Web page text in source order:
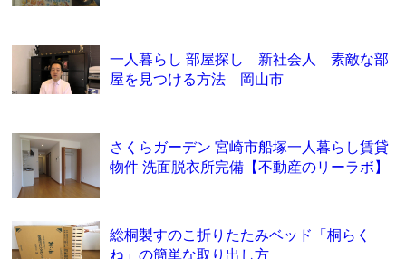
一人暮らし 部屋探し 新社会人 素敵な部
屋を見つける方法 岡山市
さくらガーデン 宮崎市船塚一人暮らし賃貸
物件 洗面脱衣所完備【不動産のリーラボ】
総桐製すのこ折りたたみベッド「桐らく
ね」の簡単な取り出し方